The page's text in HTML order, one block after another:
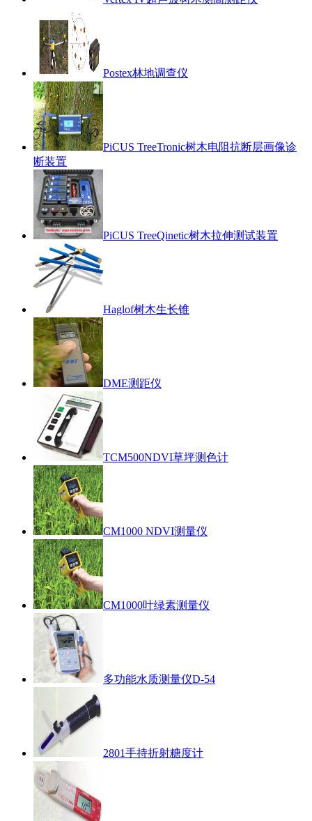
Postex林地调查仪
PiCUS TreeTronic树木电阻抗断层画像诊
断装置
PiCUS TreeQinetic树木拉伸测试装置
Haglof树木生长锥
DME测距仪
TCM500NDVI草坪测色计
CM1000 NDVI测量仪
CM1000叶绿素测量仪
多功能水质测量仪D-54
2801手持折射糖度计